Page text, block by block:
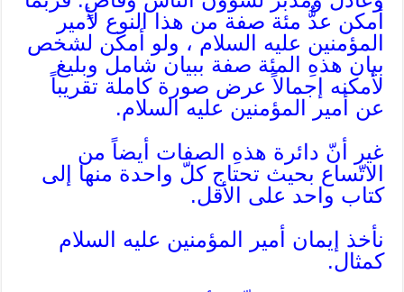
أمكن عدُّ مئة صفة من هذا النوع لأمير
المؤمنين عليه السلام ، ولو أمكن لشخص
بيان هذهِ المئة صفة ببيان شامل وبليغ
لأمكنه إجمالاً عرض صورة كاملة تقريباً
عن أمير المؤمنين عليه السلام.
غير أنّ دائرة هذهِ الصفات أيضاً من
الاتّساع بحيث تحتاج كلّ واحدة منها إلى
كتاب واحد على الأقل.
نأخذ إيمان أمير المؤمنين عليه السلام
كمثال.